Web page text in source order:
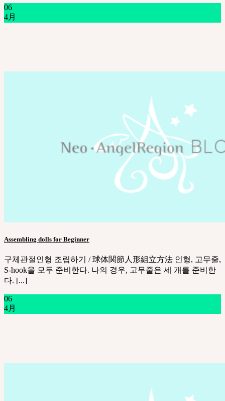
06
4月
Assembling dolls for Beginner
구체관절인형 조립하기 / 球体関節人形組立方法 인형, 고무줄,
S-hook을 모두 준비한다. 나의 경우, 고무줄은 세 개를 준비한
다. [...]
06
4月